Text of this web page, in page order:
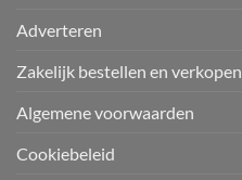
Adverteren
Zakelijk bestellen en verkopen
Algemene voorwaarden
Cookiebeleid